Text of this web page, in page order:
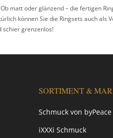
matt oder glänzend – die fertigen
können Sie die Ringsets auch
schier grenzenlos!
SORTIMENT &
Schmuck von byPeace
iXXXi Schmuck